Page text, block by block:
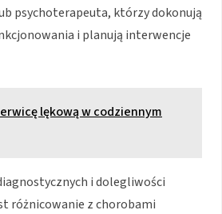
psychoterapeuta, którzy dokonują
i planują interwencje
lękową w codziennym
i dolegliwości
różnicowanie z chorobami